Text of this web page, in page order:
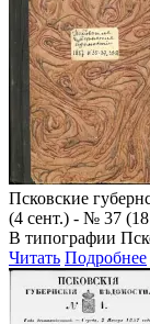
Псковские
(4 сент.) - № 37
В типографии
Читать Подробнее